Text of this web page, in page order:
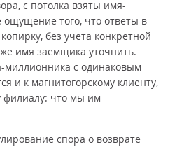
с потолка взяты имя-
того, что ответы в
без учета конкретной
имя заемщика уточнить.
миллионника с одинаковым
и к магнитогорскому клиенту,
филиалу: что мы им -
спора о возврате